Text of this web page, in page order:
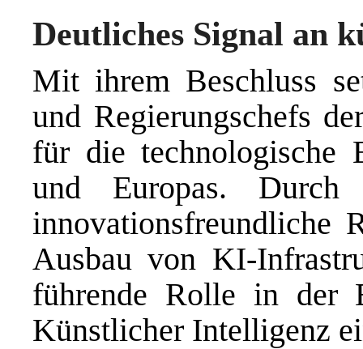
Deutliches Signal an
Mit ihrem Beschluss
und Regierungschefs
für die technologische
und Europas. Durch
innovationsfreundliche
Ausbau von KI-
führende Rolle in der
Künstlicher Intelligenz